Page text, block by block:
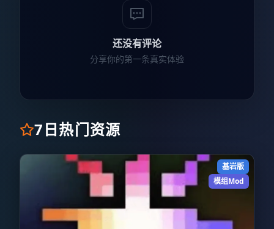
还没有评论
分享你的第一条真实体验
7日热门资源
基岩版
模组Mod